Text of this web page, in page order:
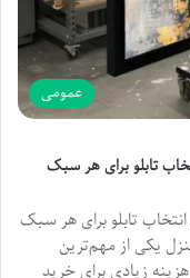
عمومی
تابلو برای هر سبک
انتخاب تابلو برای هر سبک
یکی از مهم‌ترین
زیادی برای خرید